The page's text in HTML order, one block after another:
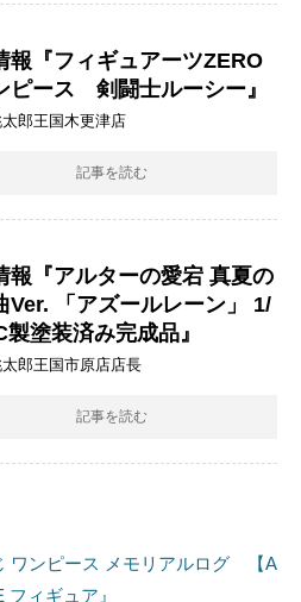
報『フィギュアーツZERO
ース 剣闘士ルーシー』
郎王国木更津店
記事を読む
報『アルターの愛宕 ​真夏の
Ver. ​「アズールレーン」 ​1/
製塗装済み完成品』
郎王国市原店店長
記事を読む
ワンピース ​メモリアルログ 【​​​A
ィギュア』